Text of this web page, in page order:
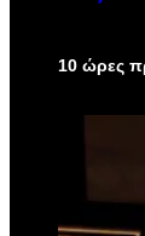
10 ώρες